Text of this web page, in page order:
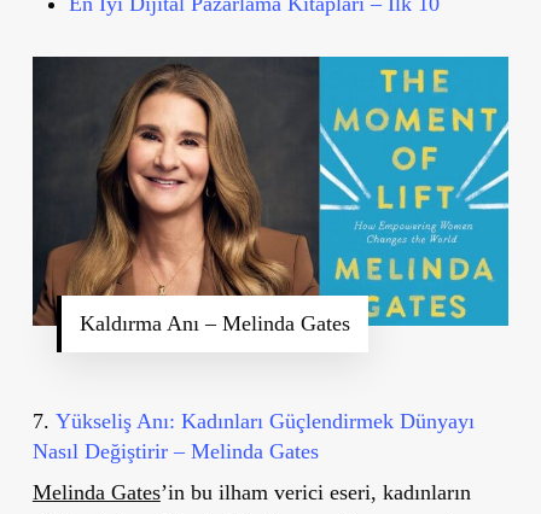
Kaldırma Anı – Melinda Gates
7. Yükseliş Anı: Kadınları Güçlendirmek Dünyayı
Nasıl Değiştirir – Melinda Gates
Melinda Gates’in bu ilham verici eseri, kadınların